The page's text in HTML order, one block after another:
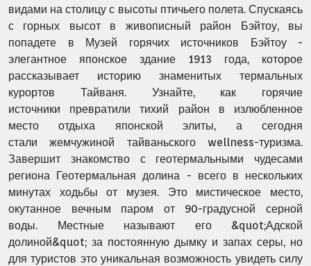
видами на столицу с высоты птичьего полета. Спускаясь
с горных высот в живописный район Бэйтоу, вы
попадете в Музей горячих источников Бэйтоу -
элегантное японское здание 1913 года, которое
рассказывает историю знаменитых термальных
курортов Тайваня. Узнайте, как горячие
источники превратили тихий район в излюбленное
место отдыха японской элиты, а сегодня
сталижемчужиной тайваньского wellness-туризма.
Завершит знакомство с геотермальными чудесами
региона Геотермальная долина - всего в нескольких
минутах ходьбы от музея. Это мистическое место,
окутанное вечным паром от 90-градусной серной
воды. Местные называют его &quot;Адской
долиной&quot; за постоянную дымку и запах серы, но
длятуристов это уникальная возможность увидеть силу